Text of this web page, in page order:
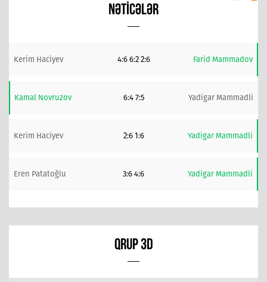
NƏTICƏLƏR
Kerim Haciyev 4:6 6:2 2:6 Farid Mammadov
Kamal Novruzov 6:4 7:5 Yadigar Mammadli
Kerim Haciyev 2:6 1:6 Yadigar Mammadli
Eren Patatoğlu 3:6 4:6 Yadigar Mammadli
QRUP 3D